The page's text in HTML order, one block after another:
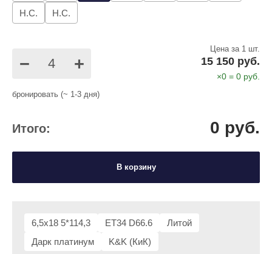
6,5x18 5*114,3 ET34 D66.6
Литой
Дарк платинум
K&K (КиК)
Н.С. Н.С.
− +
Цена за 1 шт.
15 150 руб.
×0 = 0 руб.
бронировать (~ 1-3 дня)
Итого: 0 руб.
В корзину